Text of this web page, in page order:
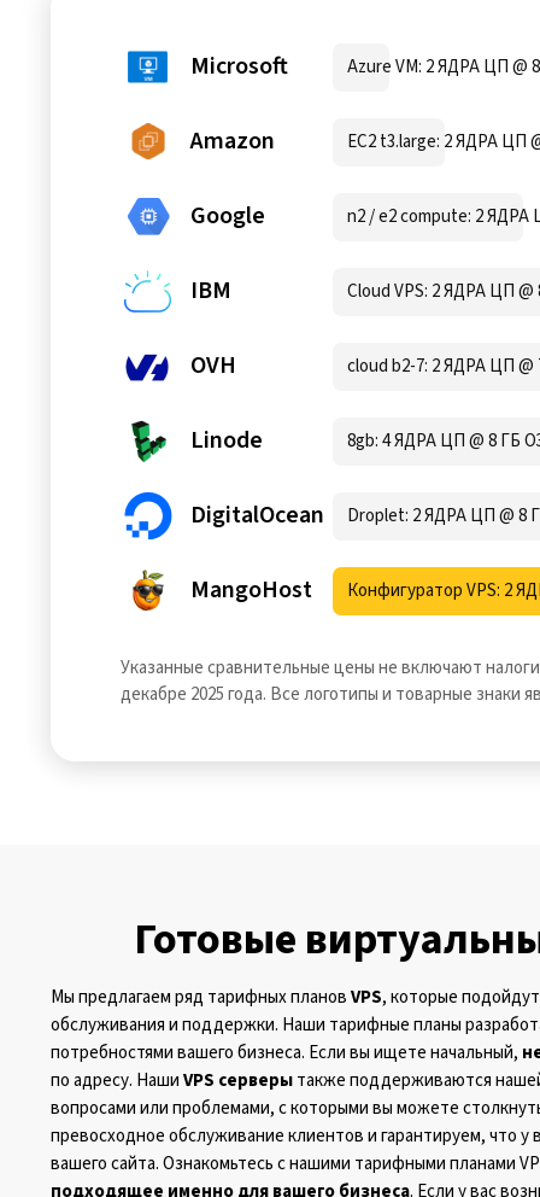
Microsoft Azure VM: 2 ЯДРА ЦП @
Amazon EC2 t3.large: 2 ЯДРА ЦП
Google n2 / e2 compute: 2 ЯДРА
IBM Cloud VPS: 2 ЯДРА ЦП @
OVH cloud b2-7: 2 ЯДРА ЦП @
Linode 8gb: 4 ЯДРА ЦП @ 8 ГБ
DigitalOcean Droplet: 2 ЯДРА ЦП @ 8
MangoHost Конфигуратор VPS: 2
Указанные сравнительные цены не включают
декабре 2025 года. Все логотипы и товарные знаки
Готовые
Мы предлагаем ряд тарифных плановVPS, которые
обслуживания и поддержки. Наши тарифные планы
потребностями вашего бизнеса. Если вы ищете начальный,
по адресу. НашиVPS серверытакже поддерживаются
вопросами или проблемами, с которыми вы можете
превосходное обслуживание клиентов и гарантируем, что
вашего сайта. Ознакомьтесь с нашими тарифными планами
подходящее именно для вашего бизнеса. Если у вас